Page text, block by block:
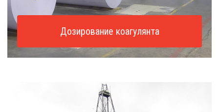
Дозирование коагулянта